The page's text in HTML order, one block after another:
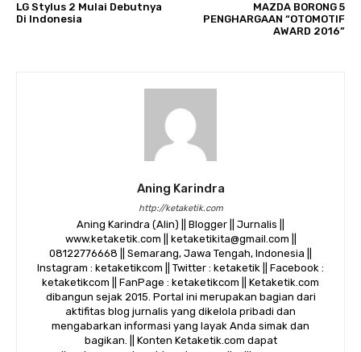
LG Stylus 2 Mulai Debutnya
Di Indonesia
MAZDA BORONG 5
PENGHARGAAN “OTOMOTIF
AWARD 2016”
Aning Karindra
http://ketaketik.com
Aning Karindra (Alin) || Blogger || Jurnalis ||
www.ketaketik.com || ketaketikita@gmail.com ||
08122776668 || Semarang, Jawa Tengah, Indonesia ||
Instagram : ketaketikcom || Twitter : ketaketik || Facebook :
ketaketikcom || FanPage : ketaketikcom || Ketaketik.com
dibangun sejak 2015. Portal ini merupakan bagian dari
aktifitas blog jurnalis yang dikelola pribadi dan
mengabarkan informasi yang layak Anda simak dan
bagikan. || Konten Ketaketik.com dapat